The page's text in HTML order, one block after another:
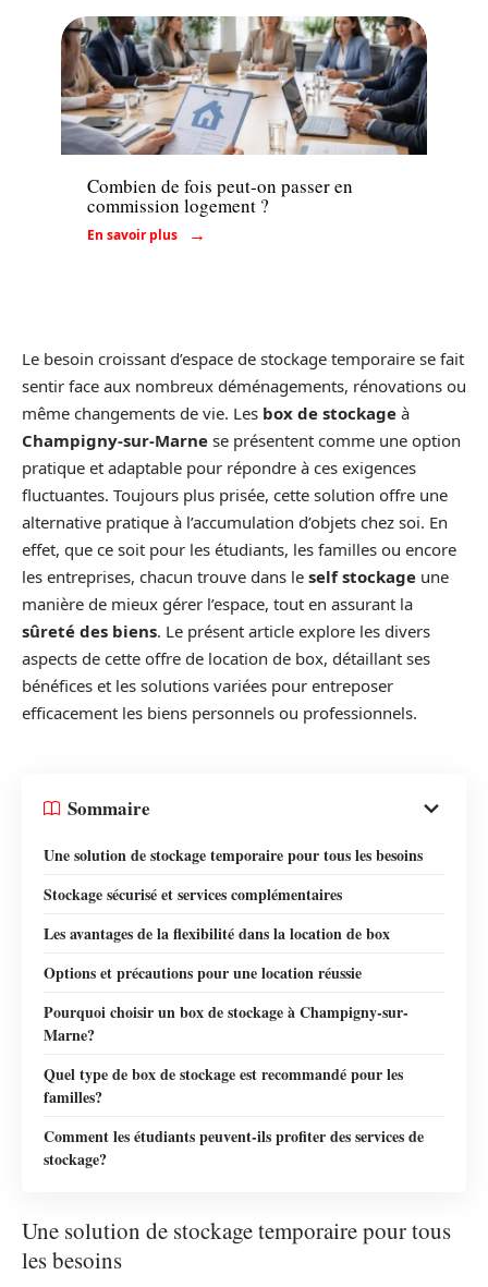
Conseils
Combien de fois peut-on passer en
commission logement ?
En savoir plus
Le besoin croissant d’espace de stockage temporaire se fait
sentir face aux nombreux déménagements, rénovations ou
même changements de vie. Les box de stockage à
Champigny-sur-Marne se présentent comme une option
pratique et adaptable pour répondre à ces exigences
fluctuantes. Toujours plus prisée, cette solution offre une
alternative pratique à l’accumulation d’objets chez soi. En
effet, que ce soit pour les étudiants, les familles ou encore
les entreprises, chacun trouve dans le self stockage une
manière de mieux gérer l’espace, tout en assurant la
sûreté des biens. Le présent article explore les divers
aspects de cette offre de location de box, détaillant ses
bénéfices et les solutions variées pour entreposer
efficacement les biens personnels ou professionnels.
Sommaire
Une solution de stockage temporaire pour tous les besoins
Stockage sécurisé et services complémentaires
Les avantages de la flexibilité dans la location de box
Options et précautions pour une location réussie
Pourquoi choisir un box de stockage à Champigny-sur-
Marne?
Quel type de box de stockage est recommandé pour les
familles?
Comment les étudiants peuvent-ils profiter des services de
stockage?
Une solution de stockage temporaire pour tous
les besoins